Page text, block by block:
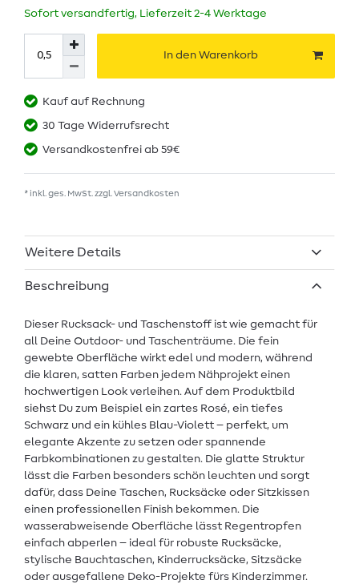
Sofort versandfertig, Lieferzeit 2-4 Werktage
In den Warenkorb
Kauf auf Rechnung
30 Tage Widerrufsrecht
Versandkostenfrei ab 59€
* inkl. ges. MwSt. zzgl. Versandkosten
Weitere Details
Beschreibung
Dieser Rucksack- und Taschenstoff ist wie gemacht für
all Deine Outdoor- und Taschenträume. Die fein
gewebte Oberfläche wirkt edel und modern, während
die klaren, satten Farben jedem Nähprojekt einen
hochwertigen Look verleihen. Auf dem Produktbild
siehst Du zum Beispiel ein zartes Rosé, ein tiefes
Schwarz und ein kühles Blau-Violett – perfekt, um
elegante Akzente zu setzen oder spannende
Farbkombinationen zu gestalten. Die glatte Struktur
lässt die Farben besonders schön leuchten und sorgt
dafür, dass Deine Taschen, Rucksäcke oder Sitzkissen
einen professionellen Finish bekommen. Die
wasserabweisende Oberfläche lässt Regentropfen
einfach abperlen – ideal für robuste Rucksäcke,
stylische Bauchtaschen, Kinderrucksäcke, Sitzsäcke
oder ausgefallene Deko-Projekte fürs Kinderzimmer.